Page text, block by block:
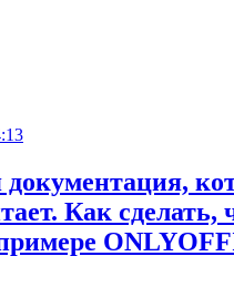
Как сделать,